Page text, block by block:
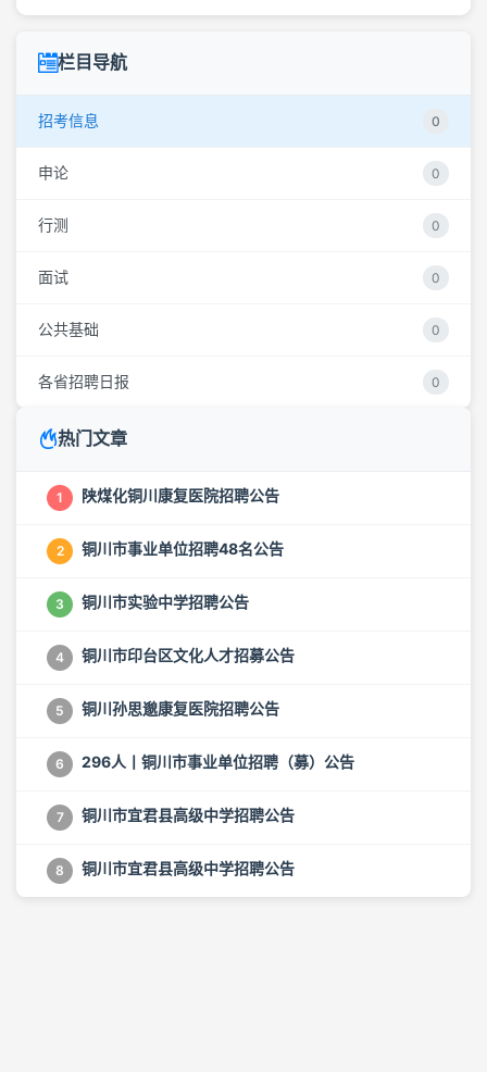
栏目导航
招考信息 0
申论 0
行测 0
面试 0
公共基础 0
各省招聘日报 0
热门文章
1 陕煤化铜川康复医院招聘公告
2 铜川市事业单位招聘48名公告
3 铜川市实验中学招聘公告
4 铜川市印台区文化人才招募公告
5 铜川孙思邈康复医院招聘公告
6 296人丨铜川市事业单位招聘（募）公告
7 铜川市宜君县高级中学招聘公告
8 铜川市宜君县高级中学招聘公告